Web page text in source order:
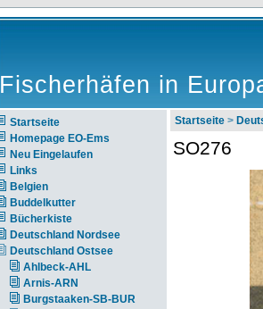
Fischerhäfen in
Startseite
Homepage EO-Ems
Neu Eingelaufen
Links
Belgien
Buddelkutter
Bücherkiste
Deutschland Nordsee
Deutschland Ostsee
Ahlbeck-AHL
Arnis-ARN
Burgstaaken-SB-BUR
Startseite >
SO276